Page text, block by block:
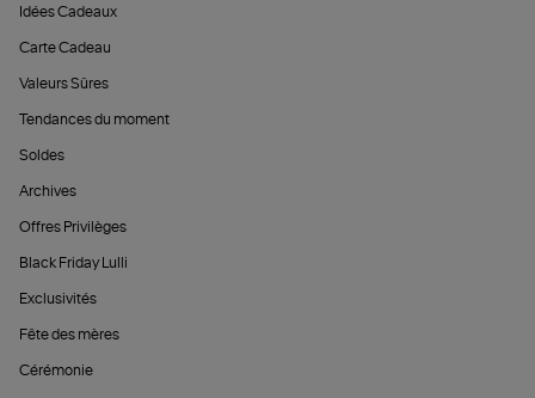
Idées Cadeaux
Carte Cadeau
Valeurs Sûres
Tendances du moment
Soldes
Archives
Offres Privilèges
Black Friday Lulli
Exclusivités
Fête des mères
Cérémonie